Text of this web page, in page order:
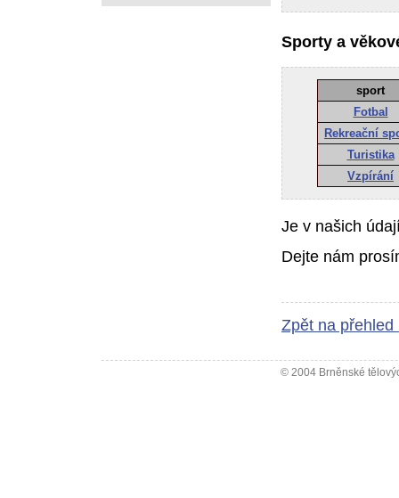
Sporty a
sport
Fotbal
Rekreační
Turistika
Vzpírání
Je v našich
Dejte nám
Zpět na přehled
© 2004 Brněnské